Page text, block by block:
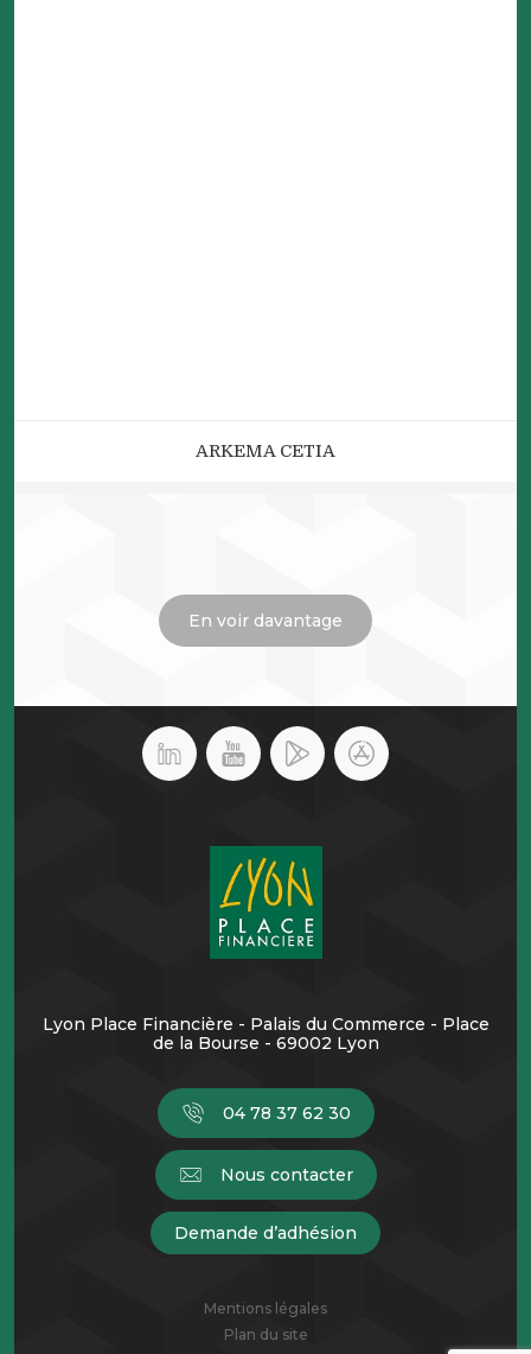
ARKEMA CETIA
En voir davantage
Lyon Place Financière - Palais du Commerce - Place
de la Bourse - 69002 Lyon
04 78 37 62 30
Nous contacter
Demande d’adhésion
Mentions légales
Plan du site